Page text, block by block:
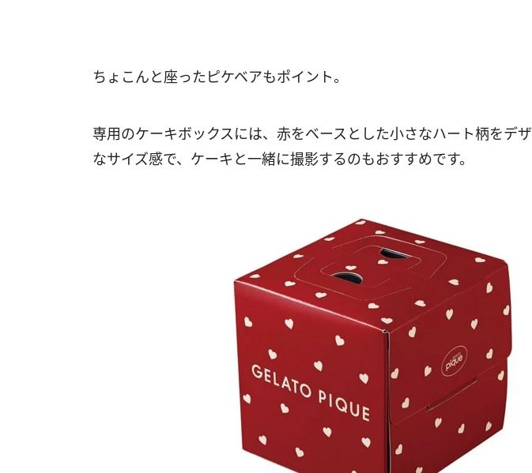
ちょこんと座ったピケベアもポイント。
専用のケーキボックスには、赤をベースとした小さなハート柄をデ
なサイズ感で、ケーキと一緒に撮影するのもおすすめです。